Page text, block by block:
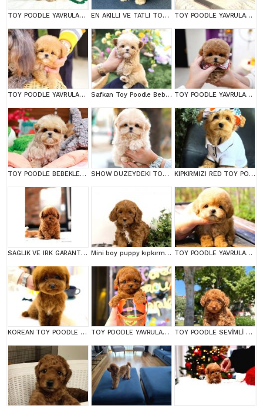
TOY POODLE YAVRULARIM EN AKILLI VE TATLI TOY POODLE BEBEKLERIMIZ TOY POODLE YAVRULARIM
TOY POODLE YAVRULARIM Safkan Toy Poodle Bebeklerimiz TOY POODLE YAVRULARIM
TOY POODLE BEBEKLERİM SHOW DUZEYDEKI TOY POODLE BEBEKLERIM KIPKIRMIZI RED TOY POODLE SEVİMLİ YAVRULAR
SAGLIK VE IRK GARANTILI TOY POODLE YAVRULARIM Mini boy puppy kıpkırmızı ev üretimi TOOY POODLE TOY POODLE YAVRULARIM
KOREAN TOY POODLE YAVRULARIM TOY POODLE YAVRULARIM TOY POODLE SEVİMLİ YAVRULAR EV ÜRETİMİ